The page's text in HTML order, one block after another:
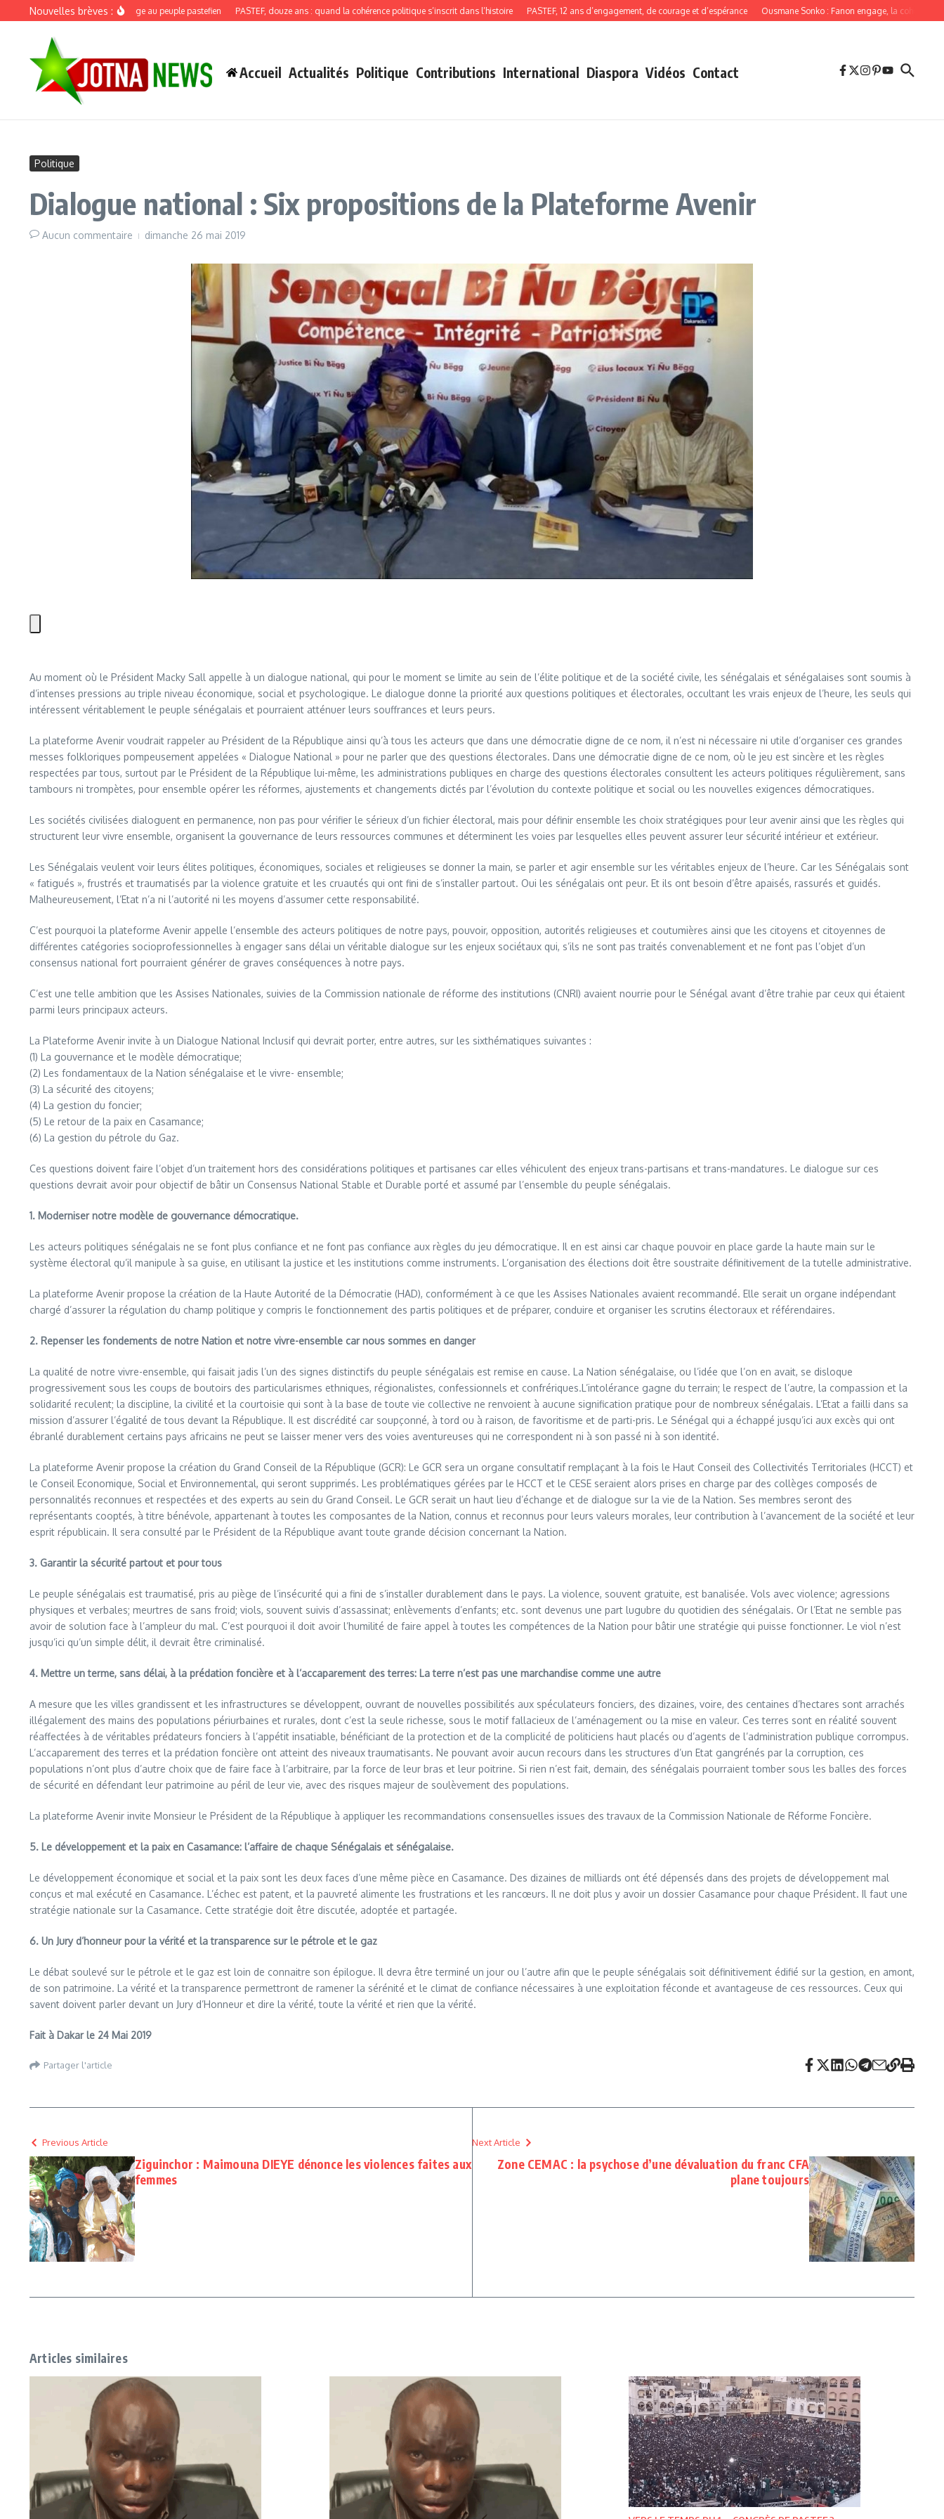
Aller au contenu
Nouvelles brèves :
Discours de recadrage au peuple pastefien PASTEF, douze ans : quand la cohérence politique s’inscrit dans l’histoire PASTEF, 12 ans d’engagement, de courage et d’espérance Ousmane Sonko : Fanon engage, la cohérence oblige
Accueil Actualités Politique Contributions International Diaspora Vidéos Contact
Politique
Dialogue national : Six propositions de la Plateforme Avenir
Aucun commentaire dimanche 26 mai 2019
Au moment où le Président Macky Sall appelle à un dialogue national, qui pour le moment se limite au sein de l’élite politique et de la société civile, les sénégalais et sénégalaises sont soumis à
d’intenses pressions au triple niveau économique, social et psychologique. Le dialogue donne la priorité aux questions politiques et électorales, occultant les vrais enjeux de l’heure, les seuls qui
intéressent véritablement le peuple sénégalais et pourraient atténuer leurs souffrances et leurs peurs.
La plateforme Avenir voudrait rappeler au Président de la République ainsi qu’à tous les acteurs que dans une démocratie digne de ce nom, il n’est ni nécessaire ni utile d’organiser ces grandes
messes folkloriques pompeusement appelées « Dialogue National » pour ne parler que des questions électorales. Dans une démocratie digne de ce nom, où le jeu est sincère et les règles
respectées par tous, surtout par le Président de la République lui-même, les administrations publiques en charge des questions électorales consultent les acteurs politiques régulièrement, sans
tambours ni trompètes, pour ensemble opérer les réformes, ajustements et changements dictés par l’évolution du contexte politique et social ou les nouvelles exigences démocratiques.
Les sociétés civilisées dialoguent en permanence, non pas pour vérifier le sérieux d’un fichier électoral, mais pour définir ensemble les choix stratégiques pour leur avenir ainsi que les règles qui
structurent leur vivre ensemble, organisent la gouvernance de leurs ressources communes et déterminent les voies par lesquelles elles peuvent assurer leur sécurité intérieur et extérieur.
Les Sénégalais veulent voir leurs élites politiques, économiques, sociales et religieuses se donner la main, se parler et agir ensemble sur les véritables enjeux de l’heure. Car les Sénégalais sont
« fatigués », frustrés et traumatisés par la violence gratuite et les cruautés qui ont fini de s’installer partout. Oui les sénégalais ont peur. Et ils ont besoin d’être apaisés, rassurés et guidés.
Malheureusement, l’Etat n’a ni l’autorité ni les moyens d’assumer cette responsabilité.
C’est pourquoi la plateforme Avenir appelle l’ensemble des acteurs politiques de notre pays, pouvoir, opposition, autorités religieuses et coutumières ainsi que les citoyens et citoyennes de
différentes catégories socioprofessionnelles à engager sans délai un véritable dialogue sur les enjeux sociétaux qui, s’ils ne sont pas traités convenablement et ne font pas l’objet d’un
consensus national fort pourraient générer de graves conséquences à notre pays.
C’est une telle ambition que les Assises Nationales, suivies de la Commission nationale de réforme des institutions (CNRI) avaient nourrie pour le Sénégal avant d’être trahie par ceux qui étaient
parmi leurs principaux acteurs.
La Plateforme Avenir invite à un Dialogue National Inclusif qui devrait porter, entre autres, sur les sixthématiques suivantes :
(1) La gouvernance et le modèle démocratique;
(2) Les fondamentaux de la Nation sénégalaise et le vivre- ensemble;
(3) La sécurité des citoyens;
(4) La gestion du foncier;
(5) Le retour de la paix en Casamance;
(6) La gestion du pétrole du Gaz.
Ces questions doivent faire l’objet d’un traitement hors des considérations politiques et partisanes car elles véhiculent des enjeux trans-partisans et trans-mandatures. Le dialogue sur ces
questions devrait avoir pour objectif de bâtir un Consensus National Stable et Durable porté et assumé par l’ensemble du peuple sénégalais.
1. Moderniser notre modèle de gouvernance démocratique.
Les acteurs politiques sénégalais ne se font plus confiance et ne font pas confiance aux règles du jeu démocratique. Il en est ainsi car chaque pouvoir en place garde la haute main sur le
système électoral qu’il manipule à sa guise, en utilisant la justice et les institutions comme instruments. L’organisation des élections doit être soustraite définitivement de la tutelle administrative.
La plateforme Avenir propose la création de la Haute Autorité de la Démocratie (HAD), conformément à ce que les Assises Nationales avaient recommandé. Elle serait un organe indépendant
chargé d’assurer la régulation du champ politique y compris le fonctionnement des partis politiques et de préparer, conduire et organiser les scrutins électoraux et référendaires.
2. Repenser les fondements de notre Nation et notre vivre-ensemble car nous sommes en danger
La qualité de notre vivre-ensemble, qui faisait jadis l’un des signes distinctifs du peuple sénégalais est remise en cause. La Nation sénégalaise, ou l’idée que l’on en avait, se disloque
progressivement sous les coups de boutoirs des particularismes ethniques, régionalistes, confessionnels et confrériques.L’intolérance gagne du terrain; le respect de l’autre, la compassion et la
solidarité reculent; la discipline, la civilité et la courtoisie qui sont à la base de toute vie collective ne renvoient à aucune signification pratique pour de nombreux sénégalais. L’Etat a failli dans sa
mission d’assurer l’égalité de tous devant la République. Il est discrédité car soupçonné, à tord ou à raison, de favoritisme et de parti-pris. Le Sénégal qui a échappé jusqu’ici aux excès qui ont
ébranlé durablement certains pays africains ne peut se laisser mener vers des voies aventureuses qui ne correspondent ni à son passé ni à son identité.
La plateforme Avenir propose la création du Grand Conseil de la République (GCR): Le GCR sera un organe consultatif remplaçant à la fois le Haut Conseil des Collectivités Territoriales (HCCT) et
le Conseil Economique, Social et Environnemental, qui seront supprimés. Les problématiques gérées par le HCCT et le CESE seraient alors prises en charge par des collèges composés de
personnalités reconnues et respectées et des experts au sein du Grand Conseil. Le GCR serait un haut lieu d’échange et de dialogue sur la vie de la Nation. Ses membres seront des
représentants cooptés, à titre bénévole, appartenant à toutes les composantes de la Nation, connus et reconnus pour leurs valeurs morales, leur contribution à l’avancement de la société et leur
esprit républicain. Il sera consulté par le Président de la République avant toute grande décision concernant la Nation.
3. Garantir la sécurité partout et pour tous
Le peuple sénégalais est traumatisé, pris au piège de l’insécurité qui a fini de s’installer durablement dans le pays. La violence, souvent gratuite, est banalisée. Vols avec violence; agressions
physiques et verbales; meurtres de sans froid; viols, souvent suivis d’assassinat; enlèvements d’enfants; etc. sont devenus une part lugubre du quotidien des sénégalais. Or l’Etat ne semble pas
avoir de solution face à l’ampleur du mal. C’est pourquoi il doit avoir l’humilité de faire appel à toutes les compétences de la Nation pour bâtir une stratégie qui puisse fonctionner. Le viol n’est
jusqu’ici qu’un simple délit, il devrait être criminalisé.
4. Mettre un terme, sans délai, à la prédation foncière et à l’accaparement des terres: La terre n’est pas une marchandise comme une autre
A mesure que les villes grandissent et les infrastructures se développent, ouvrant de nouvelles possibilités aux spéculateurs fonciers, des dizaines, voire, des centaines d’hectares sont arrachés
illégalement des mains des populations périurbaines et rurales, dont c’est la seule richesse, sous le motif fallacieux de l’aménagement ou la mise en valeur. Ces terres sont en réalité souvent
réaffectées à de véritables prédateurs fonciers à l’appétit insatiable, bénéficiant de la protection et de la complicité de politiciens haut placés ou d’agents de l’administration publique corrompus.
L’accaparement des terres et la prédation foncière ont atteint des niveaux traumatisants. Ne pouvant avoir aucun recours dans les structures d’un Etat gangrénés par la corruption, ces
populations n’ont plus d’autre choix que de faire face à l’arbitraire, par la force de leur bras et leur poitrine. Si rien n’est fait, demain, des sénégalais pourraient tomber sous les balles des forces
de sécurité en défendant leur patrimoine au péril de leur vie, avec des risques majeur de soulèvement des populations.
La plateforme Avenir invite Monsieur le Président de la République à appliquer les recommandations consensuelles issues des travaux de la Commission Nationale de Réforme Foncière.
5. Le développement et la paix en Casamance: l’affaire de chaque Sénégalais et sénégalaise.
Le développement économique et social et la paix sont les deux faces d’une même pièce en Casamance. Des dizaines de milliards ont été dépensés dans des projets de développement mal
conçus et mal exécuté en Casamance. L’échec est patent, et la pauvreté alimente les frustrations et les rancœurs. Il ne doit plus y avoir un dossier Casamance pour chaque Président. Il faut une
stratégie nationale sur la Casamance. Cette stratégie doit être discutée, adoptée et partagée.
6. Un Jury d’honneur pour la vérité et la transparence sur le pétrole et le gaz
Le débat soulevé sur le pétrole et le gaz est loin de connaitre son épilogue. Il devra être terminé un jour ou l’autre afin que le peuple sénégalais soit définitivement édifié sur la gestion, en amont,
de son patrimoine. La vérité et la transparence permettront de ramener la sérénité et le climat de confiance nécessaires à une exploitation féconde et avantageuse de ces ressources. Ceux qui
savent doivent parler devant un Jury d’Honneur et dire la vérité, toute la vérité et rien que la vérité.
Fait à Dakar le 24 Mai 2019
Partager l'article
Previous Article
Ziguinchor : Maimouna DIEYE dénonce les violences faites aux
femmes
Next Article
Zone CEMAC : la psychose d’une dévaluation du franc CFA
plane toujours
Articles similaires